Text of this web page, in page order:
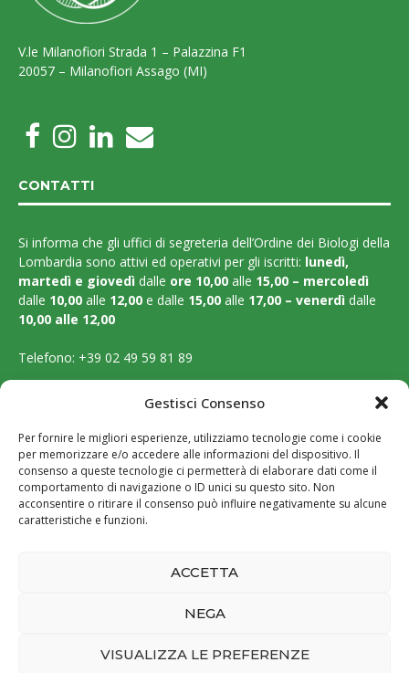
Gestisci Consenso
Per fornire le migliori esperienze, utilizziamo tecnologie come i cookie
per memorizzare e/o accedere alle informazioni del dispositivo. Il
consenso a queste tecnologie ci permetterà di elaborare dati come il
comportamento di navigazione o ID unici su questo sito. Non
acconsentire o ritirare il consenso può influire negativamente su alcune
caratteristiche e funzioni.
ACCETTA
NEGA
VISUALIZZA LE PREFERENZE
V.le Milanofiori Strada 1 – Palazzina F1
20057 – Milanofiori Assago (MI)
CONTATTI
Si informa che gli uffici di segreteria dell’Ordine dei Biologi della
Lombardia sono attivi ed operativi per gli iscritti: lunedì,
martedì e giovedì dalle ore 10,00 alle 15,00 – mercoledì
dalle 10,00 alle 12,00 e dalle 15,00 alle 17,00 – venerdì dalle
10,00 alle 12,00
Telefono: +39 02 49 59 81 89
segreteria@ordinebiologilombardia.it
LEGAL PAGES
Amministrazione trasparente